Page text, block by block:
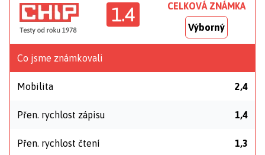
1.4 CELKOVÁ ZNÁMKA
Výborný
Co jsme známkovali
Mobilita 2,4
Přen. rychlost zápisu 1,4
Přen. rychlost čtení 1,3